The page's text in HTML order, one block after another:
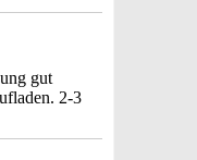
gut
2-3